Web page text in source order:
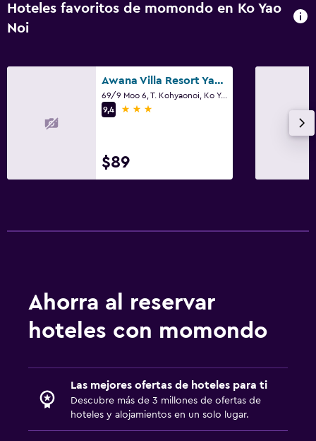
Hoteles favoritos de momondo en Ko Yao
Noi
Awana Villa Resort Yaonoi - Sha Extra Plus
69/9 Moo 6, T. Kohyaonoi, Ko Yao Noi
9,4
3 estrellas
$89
Ahorra al reservar
hoteles con momondo
Las mejores ofertas de hoteles para ti
Descubre más de 3 millones de ofertas de
hoteles y alojamientos en un solo lugar.